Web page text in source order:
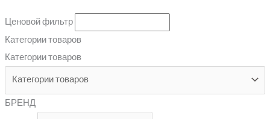
Ценовой фильтр
Категории товаров
Категории товаров
БРЕНД